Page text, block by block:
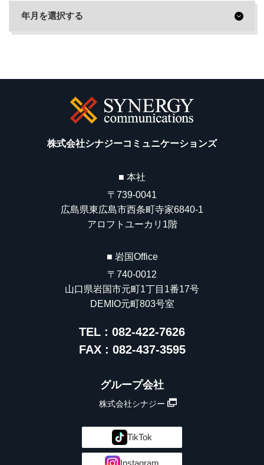
株式会社シナジーコミュニケーションズ
■ 本社
〒739-0041
広島県東広島市西条町寺家6840-1
アロフトユーカリ1階
■ 岩国Office
〒740-0012
山口県岩国市元町1丁目1番17号
DEMIO元町803号室
TEL : 082-422-7626
FAX : 082-437-3595
グループ会社
株式会社シナジー
TikTok